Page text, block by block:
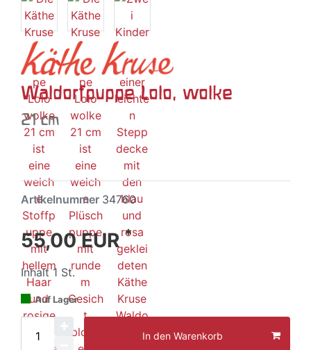
Waldorfpuppe Lolo, wolke
21 cm
Artikelnummer 34760
55,00 EUR*
Inhalt1 St.
Auf Lager
In den Warenkorb